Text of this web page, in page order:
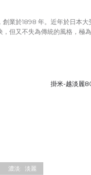
業於1898 年。近年於日本大
但又不失為傳統的風格，極為
掛米-越淡麗
濃淡: 淡麗